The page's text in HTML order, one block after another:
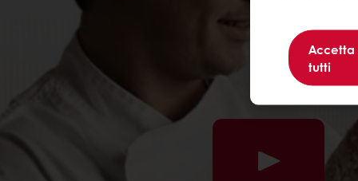
Accetta
tutti